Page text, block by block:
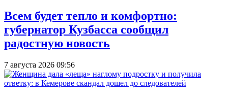
Всем будет тепло и комфортно:
губернатор Кузбасса сообщил
радостную новость
7 августа 2026 09:56